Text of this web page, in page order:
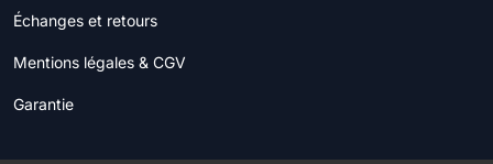
Échanges et retours
Mentions légales & CGV
Garantie